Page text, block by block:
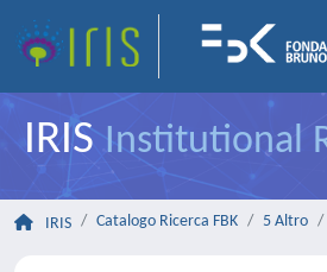
IRISInstitutional
IRIS Catalogo Ricerca FBK 5 Altro